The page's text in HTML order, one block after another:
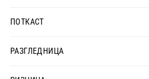
ПОТКАСТ
РАЗГЛЕДНИЦА